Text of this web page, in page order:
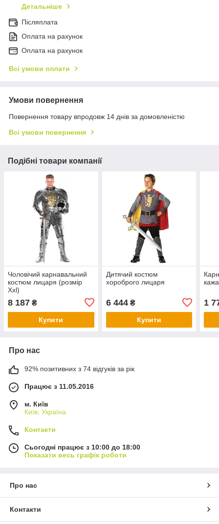
Детальніше
Післяплата
Оплата на рахунок
Оплата на рахунок
Всі умови оплати
Умови повернення
Повернення товару впродовж 14 днів за домовленістю
Всі умови повернення
Подібні товари компанії
Чоловічий карнавальний
костюм лицаря (розмір
Xxl)
8 187 ₴
Купити
Дитячий костюм
хороброго лицаря
6 444₴
Купити
1
Про нас
92% позитивних з 74 відгуків за рік
Працює з 11.05.2016
м. Київ
Київ, Україна
Контакти
Сьогодні працює з 10:00 до 18:00
Показати весь графік роботи
Про нас
Контакти